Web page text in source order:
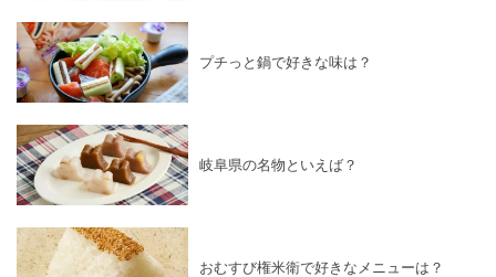
プチっと鍋で好きな味は？
岐阜県の名物といえば？
おむすび権米衛で好きなメニューは？